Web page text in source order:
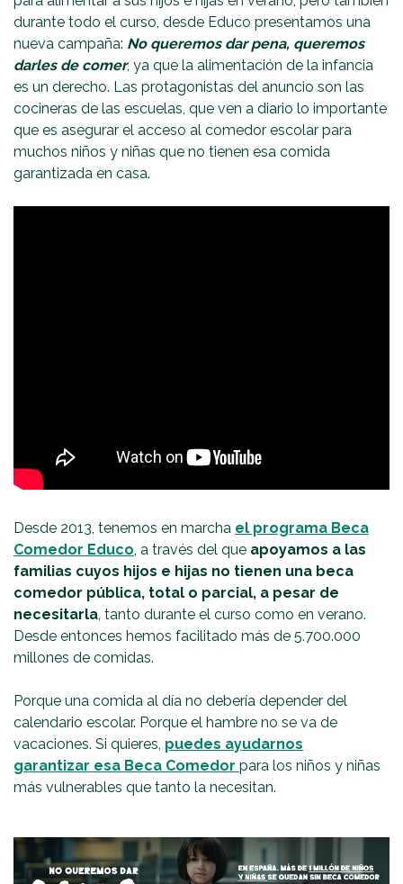
durante todo el curso, desde Educo presentamos una
nueva campaña: No queremos dar pena, queremos
darles de comer, ya que la alimentación de la infancia
es un derecho. Las protagonistas del anuncio son las
cocineras de las escuelas, que ven a diario lo importante
que es asegurar el acceso al comedor escolar para
muchos niños y niñas que no tienen esa comida
garantizada en casa.
Desde 2013, tenemos en marcha el programa Beca
Comedor Educo, a través del que apoyamos a las
familias cuyos hijos e hijas no tienen una beca
comedor pública, total o parcial, a pesar de
necesitarla, tanto durante el curso como en verano.
Desde entonces hemos facilitado más de 5.700.000
millones de comidas.
Porque una comida al día no debería depender del
calendario escolar. Porque el hambre no se va de
vacaciones. Si quieres, puedes ayudarnos
garantizar esa Beca Comedor para los niños y niñas
más vulnerables que tanto la necesitan.